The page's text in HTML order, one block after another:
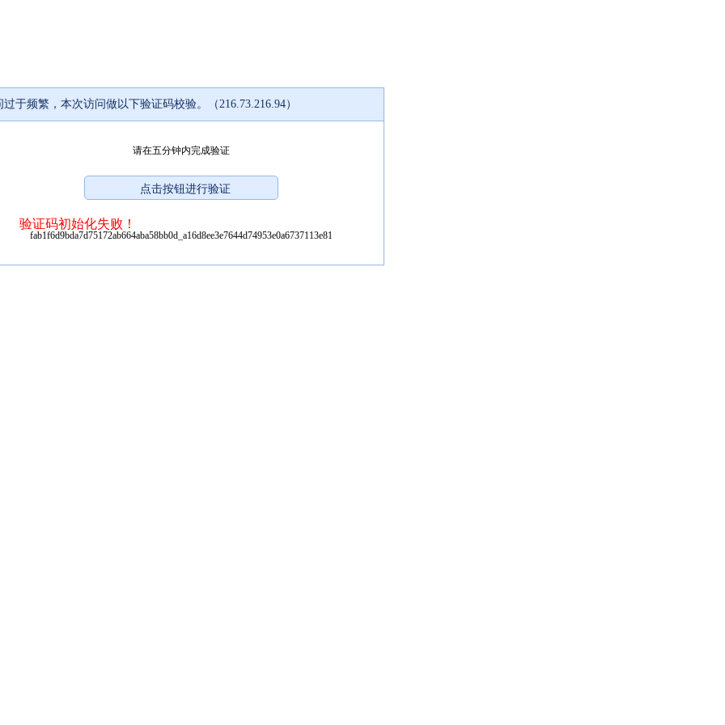
过于频繁，本次访问做以下验证码校验。（216.73.216.94）
请在五分钟内完成验证
验证码初始化失败！
fab1f6d9bda7d75172ab664aba58bb0d_a16d8ee3e7644d74953e0a6737113e81